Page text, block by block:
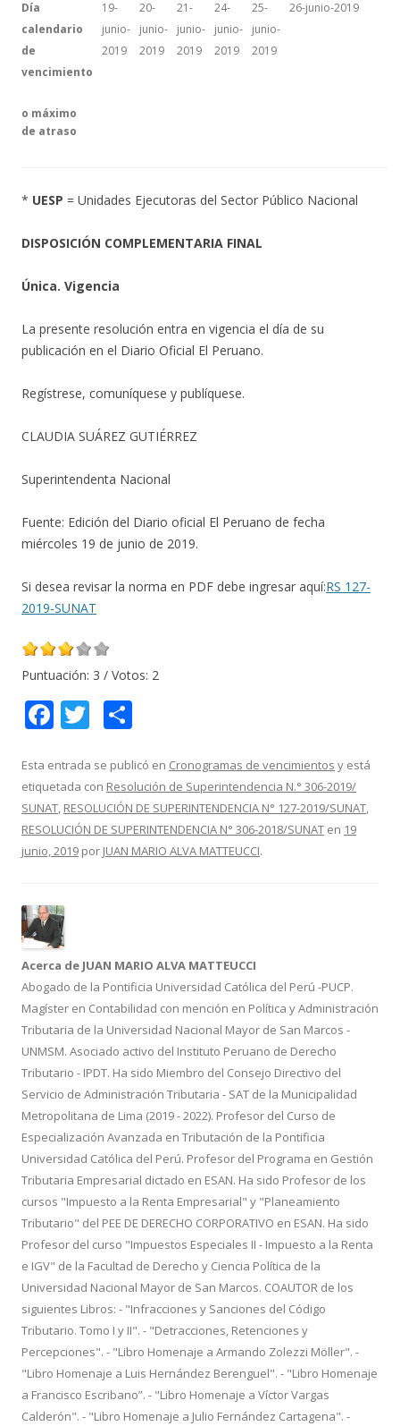
Día
calendario
de
vencimiento
o máximo
de atraso
19-
junio-
2019
20-
junio-
2019
21-
junio-
2019
24-
junio-
2019
25-
junio-
2019
26-junio-2019
* UESP = Unidades Ejecutoras del Sector Público Nacional
DISPOSICIÓN COMPLEMENTARIA FINAL
Única. Vigencia
La presente resolución entra en vigencia el día de su
publicación en el Diario Oficial El Peruano.
Regístrese, comuníquese y publíquese.
CLAUDIA SUÁREZ GUTIÉRREZ
Superintendenta Nacional
Fuente: Edición del Diario oficial El Peruano de fecha
miércoles 19 de junio de 2019.
Si desea revisar la norma en PDF debe ingresar aquí:RS 127-
2019-SUNAT
Puntuación: 3 / Votos: 2
F
e
b
o
o
T
itt
er
m
p
ar
ti
Esta entrada se publicó en Cronogramas de vencimientos y está
etiquetada con Resolución de Superintendencia N.° 306-2019/
SUNAT, RESOLUCIÓN DE SUPERINTENDENCIA N° 127-2019/SUNAT,
RESOLUCIÓN DE SUPERINTENDENCIA N° 306-2018/SUNAT en 19
junio, 2019 por JUAN MARIO ALVA MATTEUCCI.
Acerca de JUAN MARIO ALVA MATTEUCCI
Abogado de la Pontificia Universidad Católica del Perú -PUCP.
Magíster en Contabilidad con mención en Política y Administración
Tributaria de la Universidad Nacional Mayor de San Marcos -
UNMSM. Asociado activo del Instituto Peruano de Derecho
Tributario - IPDT. Ha sido Miembro del Consejo Directivo del
Servicio de Administración Tributaria - SAT de la Municipalidad
Metropolitana de Lima (2019 - 2022). Profesor del Curso de
Especialización Avanzada en Tributación de la Pontificia
Universidad Católica del Perú. Profesor del Programa en Gestión
Tributaria Empresarial dictado en ESAN. Ha sido Profesor de los
cursos "Impuesto a la Renta Empresarial" y "Planeamiento
Tributario" del PEE DE DERECHO CORPORATIVO en ESAN. Ha sido
Profesor del curso "Impuestos Especiales II - Impuesto a la Renta
e IGV" de la Facultad de Derecho y Ciencia Política de la
Universidad Nacional Mayor de San Marcos. COAUTOR de los
siguientes Libros: - "Infracciones y Sanciones del Código
Tributario. Tomo I y II". - "Detracciones, Retenciones y
Percepciones". - "Libro Homenaje a Armando Zolezzi Möller". -
"Libro Homenaje a Luis Hernández Berenguel". - "Libro Homenaje
a Francisco Escribano”. - "Libro Homenaje a Víctor Vargas
Calderón". - "Libro Homenaje a Julio Fernández Cartagena". -